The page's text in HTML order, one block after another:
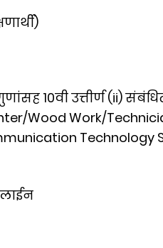
10वी उत्तीर्ण (ii)
Wood Work/